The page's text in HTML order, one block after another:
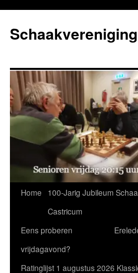
de
inhoud
Home
100-Jarig Jubileum
Castricum
Eens proberen
vrijdagavond?
Ratinglijst 1 augustus 2026